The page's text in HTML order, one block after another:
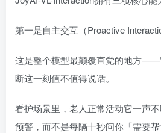
第一是自主交互（Proactive
这是整个模型最颠覆直觉的地方——
断这一刻值不值得说话。
看护场景里，老人正常活动它一声
预警，而不是每隔十秒问你「需要帮